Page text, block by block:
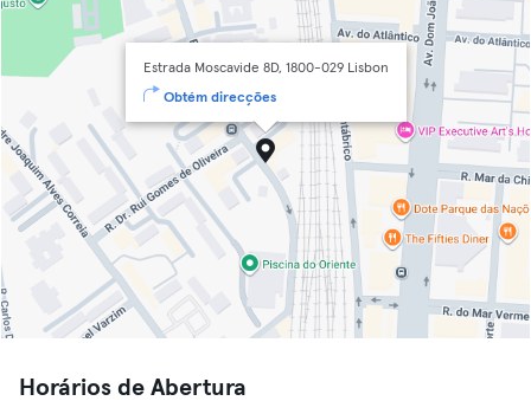
Estrada Moscavide 8D, 1800-029 Lisbon
Obtém direcções
Horários de Abertura